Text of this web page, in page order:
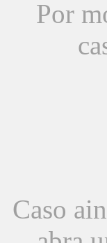
Por
Caso